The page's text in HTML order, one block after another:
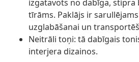
izgatavots no dabīga, stipra
tīrāms. Paklājs ir
uzglabāšanai un
Neitrāli toņi: tā dabīgais
interjera dizainos.